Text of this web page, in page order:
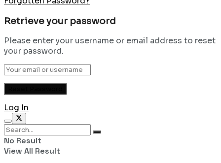
Retrieve your password
Please enter your username or email address to reset
your password.
Log In
No Result
View All Result